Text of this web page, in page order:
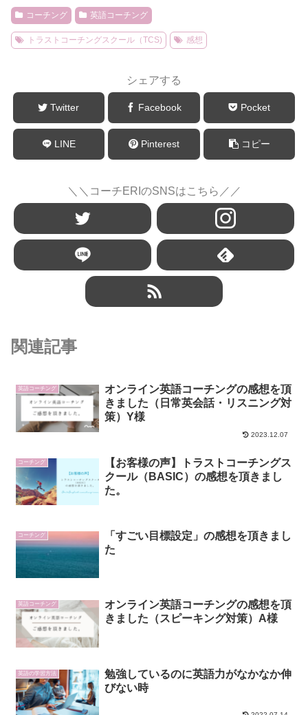
コーチング 英語コーチング
トラストコーチングスクール（TCS) 感想
シェアする
Twitter Facebook Pocket
LINE Pinterest コピー
＼＼コーチERIのSNSはこちら／／
関連記事
英語コーチング
オンライン英語コーチングの感想を頂
きました（日常英会話・リスニング対
策）Y様
2023.12.07
コーチング
【お客様の声】トラストコーチングス
クール（BASIC）の感想を頂きまし
た。
コーチング
「すごい目標設定」の感想を頂きまし
た
英語コーチング
オンライン英語コーチングの感想を頂
きました（スピーキング対策）A様
英語の学習方法
勉強しているのに英語力がなかなか伸
びない時